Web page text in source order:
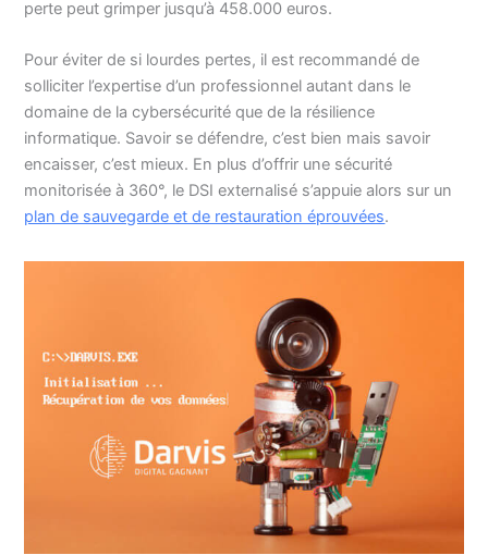
perte peut grimper jusqu’à 458.000 euros.
Pour éviter de si lourdes pertes, il est recommandé de
solliciter l’expertise d’un professionnel autant dans le
domaine de la cybersécurité que de la résilience
informatique. Savoir se défendre, c’est bien mais savoir
encaisser, c’est mieux. En plus d’offrir une sécurité
monitorisée à 360°, le DSI externalisé s’appuie alors sur un
plan de sauvegarde et de restauration éprouvées.